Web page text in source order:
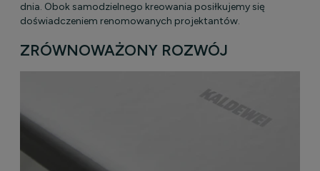
dnia. Obok samodzielnego kreowania posiłkujemy się
doświadczeniem renomowanych projektantów.
ZRÓWNOWAŻONY ROZWÓJ